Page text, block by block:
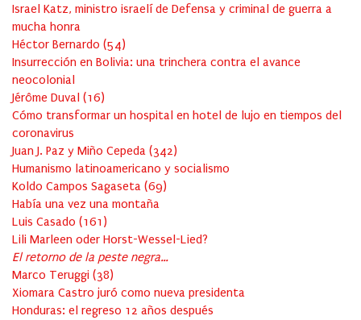
Israel Katz, ministro israelí de Defensa y criminal de guerra a
mucha honra
Héctor Bernardo (54)
Insurrección en Bolivia: una trinchera contra el avance
neocolonial
Jérôme Duval (16)
Cómo transformar un hospital en hotel de lujo en tiempos del
coronavirus
Juan J. Paz y Miño Cepeda (342)
Humanismo latinoamericano y socialismo
Koldo Campos Sagaseta (69)
Había una vez una montaña
Luis Casado (161 )
Lili Marleen oder Horst-Wessel-Lied?
El retorno de la peste negra…
Marco Teruggi (38)
Xiomara Castro juró como nueva presidenta
Honduras: el regreso 12 años después